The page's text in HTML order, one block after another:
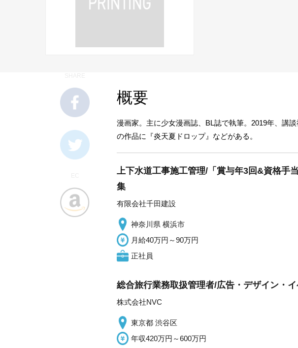
概要
漫画家。主に少女漫画誌、BL誌で執筆。2019年、講
の作品に『炎天夏ドロップ』などがある。
上下水道工事施工管理/「賞与年3回&資格手
集
有限会社千田建設
神奈川県 横浜市
月給40万円～90万円
正社員
総合旅行業務取扱管理者/広告・デザイン・イ
株式会社NVC
東京都 渋谷区
年収420万円～600万円